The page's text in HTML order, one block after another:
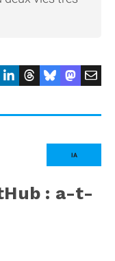
IA
: a-t-